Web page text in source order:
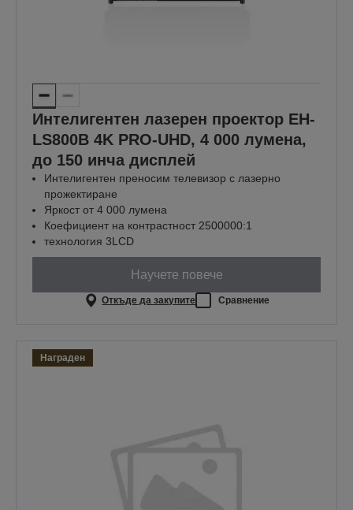
Интелигентен лазерен проектор EH-
LS800B 4K PRO-UHD, 4 000 лумена,
до 150 инча дисплей
Интелигентен преносим телевизор с лазерно
прожектиране
Яркост от 4 000 лумена
Коефициент на контрастност 2500000:1
технология 3LCD
Научете повече
Откъде да закупите Сравнение
Награден